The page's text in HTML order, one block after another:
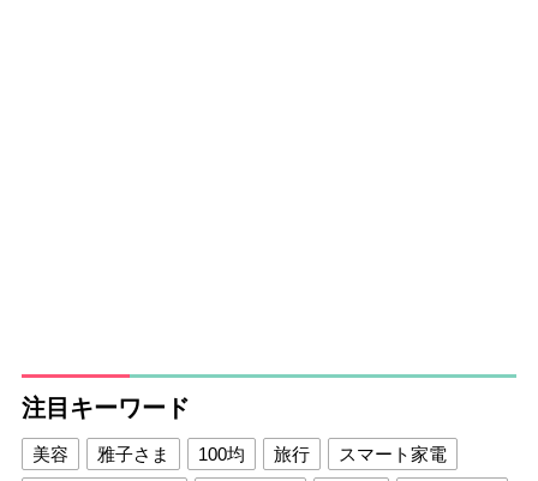
注目キーワード
美容 雅子さま 100均 旅行
スマート家電